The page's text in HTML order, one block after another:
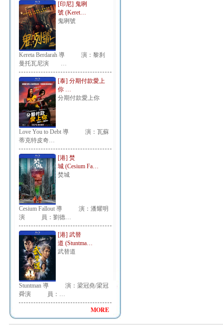
[印尼] 鬼咧
號 (Keret…
鬼咧號
Kereta Berdarah 導 演：黎刹
曼托瓦尼演 …
[泰] 分期付款愛上
你 …
分期付款愛上你
Love You to Debt 導 演：瓦蘇
蒂克特皮奇…
[港] 焚
城 (Cesium Fa…
焚城
Cesium Fallout 導 演：潘耀明
演 員：劉德…
[港] 武替
道 (Stuntma…
武替道
Stuntman 導 演：梁冠堯/梁冠
舜演 員：…
MORE